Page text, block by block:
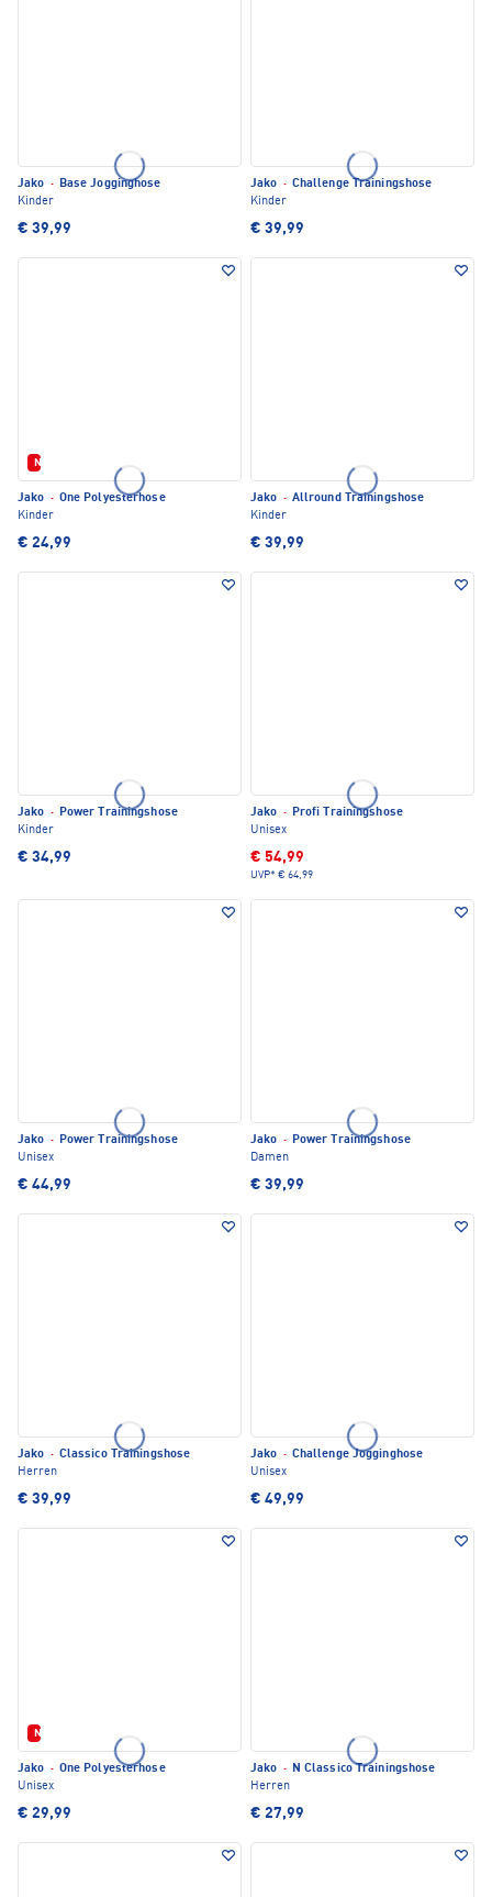
Jako · Base Jogginghose
Kinder
€ 39,99
Jako · Challenge Trainingshose
Kinder
€ 39,99
Neu
Jako · One Polyesterhose
Kinder
€ 24,99
Jako · Allround Trainingshose
Kinder
€ 39,99
Jako · Power Trainingshose
Kinder
€ 34,99
Jako · Profi Trainingshose
Unisex
€ 54,99
UVP* € 64,99
Jako · Power Trainingshose
Unisex
€ 44,99
Jako · Power Trainingshose
Damen
€ 39,99
Jako · Classico Trainingshose
Herren
€ 39,99
Jako · Challenge Jogginghose
Unisex
€ 49,99
Neu
Jako · One Polyesterhose
Unisex
€ 29,99
Jako · N Classico Trainingshose
Herren
€ 27,99